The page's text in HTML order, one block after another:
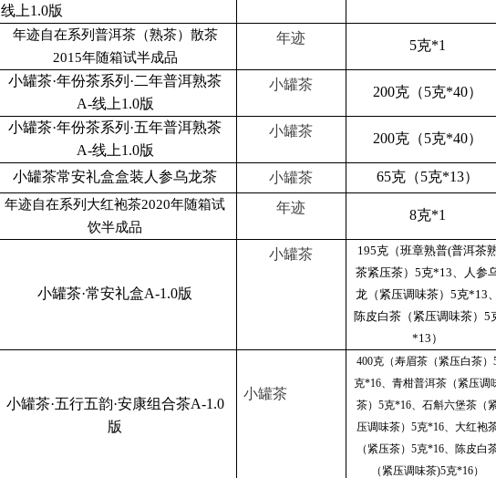
线上1.0版
年迹自在系列普洱茶（熟茶）散茶
2015年随箱试半成品
年迹 5克*1
小罐茶·年份茶系列·二年普洱熟茶
A-线上1.0版
小罐茶 200克（5克*40）
小罐茶·年份茶系列·五年普洱熟茶
A-线上1.0版
小罐茶 200克（5克*40）
小罐茶常安礼盒盒装人参乌龙茶 小罐茶
65克（5克*13）
年迹自在系列大红袍茶2020年随箱试
饮半成品
年迹 8克*1
小罐茶·常安礼盒A-1.0版
小罐茶
195克（班章熟普(普洱茶
茶紧压茶）5克*13、人参
龙（紧压调味茶）5克*13、
陈皮白茶（紧压调味茶）5
*13）
小罐茶·五行五韵·安康组合茶A-1.0
版
小罐茶
400克（寿眉茶（紧压白茶）
克*16、青柑普洱茶（紧压调
茶）5克*16、石斛六堡茶（
压调味茶）5克*16、大红袍
（紧压茶）5克*16、陈皮白
（紧压调味茶)5克*16）